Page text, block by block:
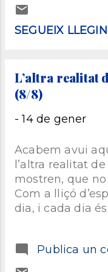
per
soc
que
és
No
SEGUEIX
L’altra realitat
(8/8)
-14 de gener
Acabem avui
l’altra realitat
mostren, que
Com a lliçó
dia, i cada dia
mateix de
i la seva mare
Publica un